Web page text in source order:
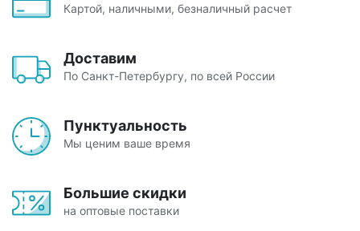
Картой, наличными, безналичный расчет
Доставим
По Санкт-Петербургу, по всей России
Пунктуальность
Мы ценим ваше время
Большие скидки
на оптовые поставки